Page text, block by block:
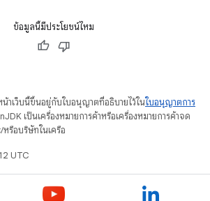
ข้อมูลนี้มีประโยชน์ไหม
น้าเว็บนี้ขึ้นอยู่กับใบอนุญาตที่อธิบายไว้ในใบอนุญาตการ
เป็นเครื่องหมายการค้าหรือเครื่องหมายการค้าจด
รือบริษัทในเครือ
UTC